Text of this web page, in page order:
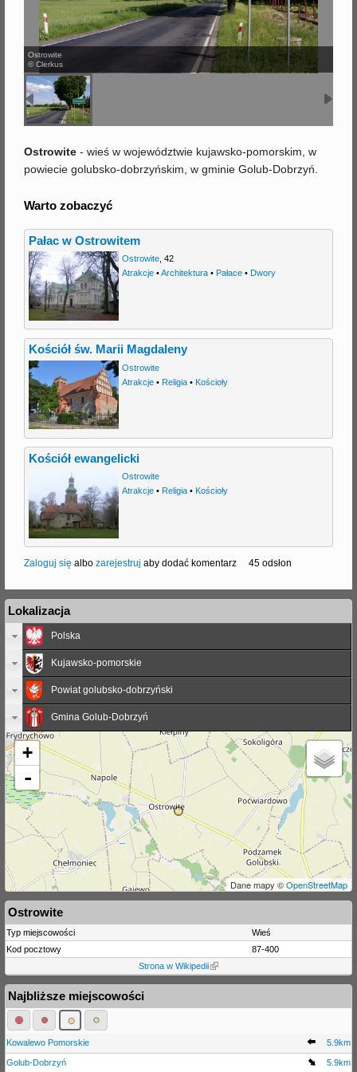
Ostrowite
© Clerkus
Ostrowite - wieś w województwie kujawsko-pomorskim, w
powiecie golubsko-dobrzyńskim, w gminie Golub-Dobrzyń.
Warto zobaczyć
Pałac w Ostrowitem
Ostrowite, 42
Atrakcje•Architektura• Pałace• Dwory
Kościół św. Marii Magdaleny
Ostrowite
Atrakcje• Religia• Kościoły
Kościół ewangelicki
Ostrowite
Atrakcje• Religia• Kościoły
Zaloguj się albo zarejestruj aby dodać komentarz 45 odsłon
Lokalizacja
Polska
Kujawsko-pomorskie
Powiat golubsko-dobrzyński
Gmina Golub-Dobrzyń
+
-
Dane mapy ©OpenStreetMap
Ostrowite
Typ miejscowości
Wieś
Kod pocztowy
87-400
Strona w Wikipedii
Najbliższe miejscowości
Kowalewo Pomorskie 5.9km
Golub-Dobrzyń 5.9km